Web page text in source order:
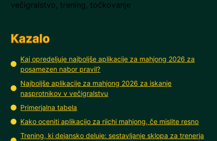
Kazalo
Kaj opredeljuje najboljše aplikacije za mahjong 2026 za
posamezen nabor pravil?
Najboljše aplikacije za mahjong 2026 za iskanje
nasprotnikov v večigralstvu
Primerjalna tabela
Kako oceniti aplikacijo za riichi mahjong, če mislite resno
Trening, ki dejansko deluje: sestavljanje sklopa za trenerja